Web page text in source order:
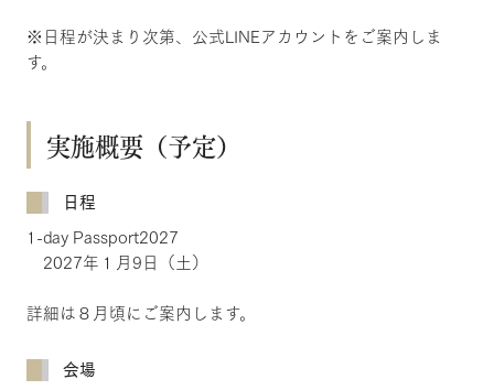
※日程が決まり次第、公式LINEアカウントをご案内しま
す。
実施概要（予定）
日程
1-day Passport2027
2027年１月9日（土）
詳細は８月頃にご案内します。
会場